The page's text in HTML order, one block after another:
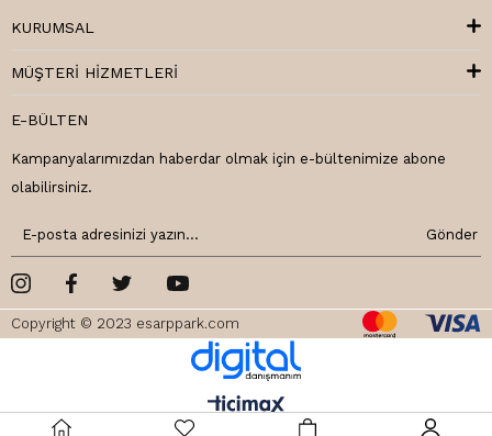
KURUMSAL
MÜŞTERI HIZMETLERI
E-BÜLTEN
Kampanyalarımızdan haberdar olmak için e-bültenimize abone
olabilirsiniz.
Gönder
Copyright © 2023 esarppark.com